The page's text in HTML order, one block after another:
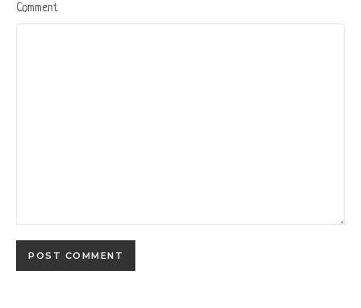
Comment